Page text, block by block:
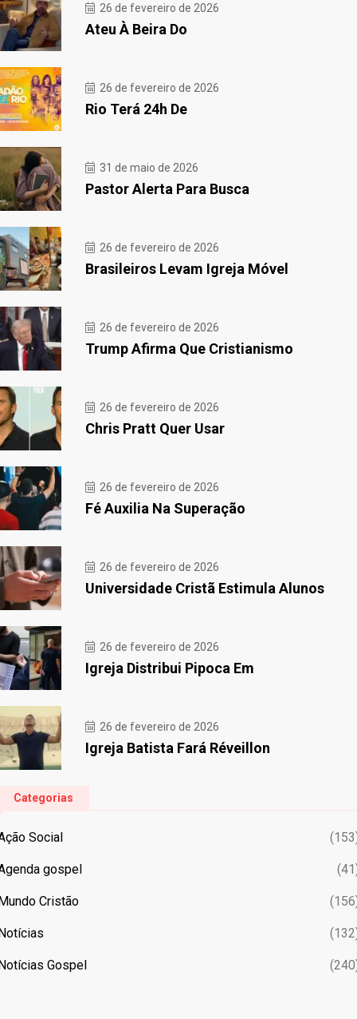
26 de fevereiro de 2026
Ateu À Beira Do
26 de fevereiro de 2026
Rio Terá 24h De
31 de maio de 2026
Pastor Alerta Para Busca
26 de fevereiro de 2026
Brasileiros Levam Igreja Móvel
26 de fevereiro de 2026
Trump Afirma Que Cristianismo
26 de fevereiro de 2026
Chris Pratt Quer Usar
26 de fevereiro de 2026
Fé Auxilia Na Superação
26 de fevereiro de 2026
Universidade Cristã Estimula Alunos
26 de fevereiro de 2026
Igreja Distribui Pipoca Em
26 de fevereiro de 2026
Igreja Batista Fará Réveillon
Categorias
Social
gospel
Cristão
Gospel